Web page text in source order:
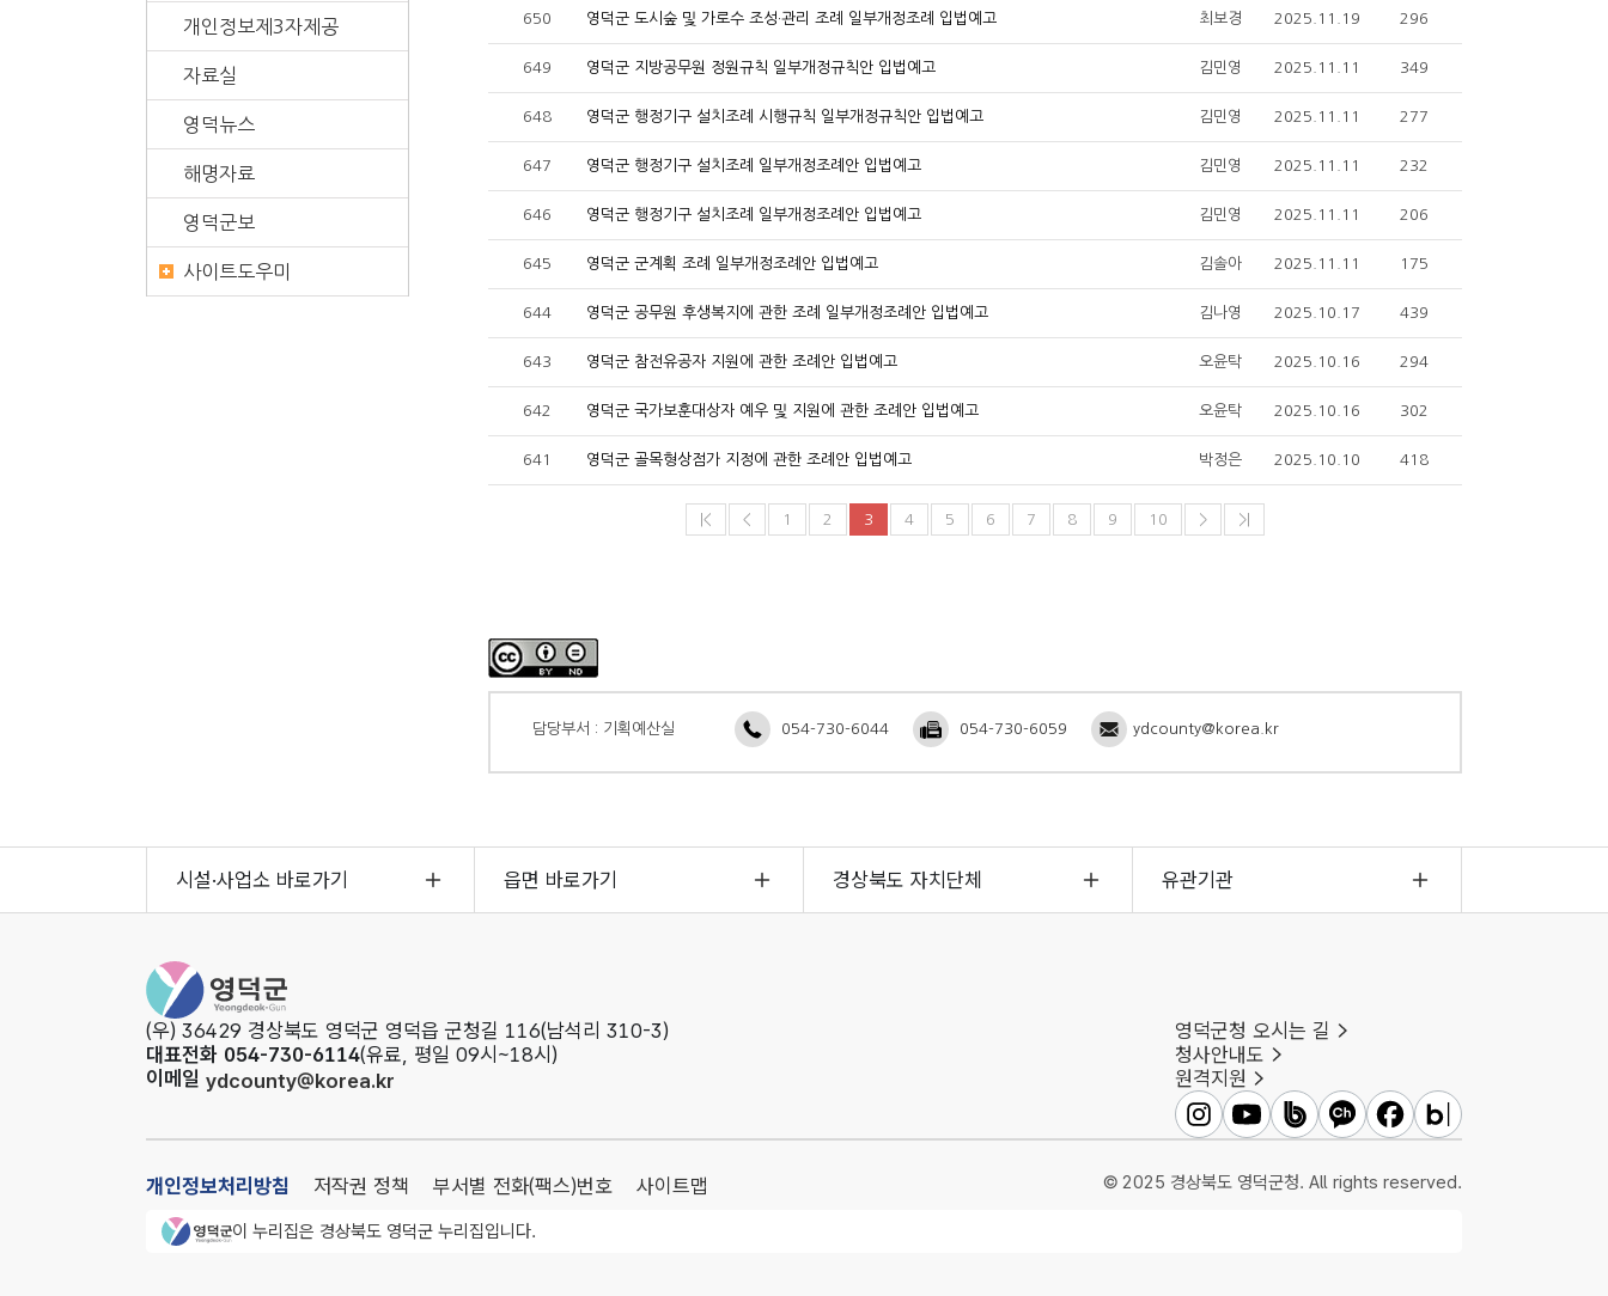
650 영덕군 도시숲 및 가로수 조성·관리 조례 일부개정조례 입법예고 최보경 2025.11.19 296
649 영덕군 지방공무원 정원규칙 일부개정규칙안 입법예고 김민영 2025.11.11 349
648 영덕군 행정기구 설치조례 시행규칙 일부개정규칙안 입법예고 김민영 2025.11.11 277
647 영덕군 행정기구 설치조례 일부개정조례안 입법예고 김민영 2025.11.11 232
646 영덕군 행정기구 설치조례 일부개정조례안 입법예고 김민영 2025.11.11 206
645 영덕군 군계획 조례 일부개정조례안 입법예고 김솔아 2025.11.11 175
644 영덕군 공무원 후생복지에 관한 조례 일부개정조례안 입법예고 김나영 2025.10.17 439
643 영덕군 참전유공자 지원에 관한 조례안 입법예고 오윤탁 2025.10.16 294
642 영덕군 국가보훈대상자 예우 및 지원에 관한 조례안 입법예고 오윤탁 2025.10.16 302
641 영덕군 골목형상점가 지정에 관한 조례안 입법예고 박정은 2025.10.10 418
|< < 1 2 3 4 5 6 7 8 9 10 > >|
담당부서 : 기획예산실 054-730-6044 054-730-6059 ydcounty@korea.kr
개인정보제3자제공
자료실
영덕뉴스
해명자료
영덕군보
사이트도우미
시설·사업소 바로가기 읍면 바로가기 경상북도 자치단체 유관기관
영덕군청
(우) 36429 경상북도 영덕군 영덕읍 군청길 116(남석리 310-3)
대표전화 054-730-6114(유료, 평일 09시~18시)
이메일 ydcounty@korea.kr
영덕군청 오시는 길
청사안내도
원격지원
영덕군인스타그램
영덕군유튜브영덕군밴드영덕군카카오채널
영덕군페이스북
영덕군블로그
개인정보처리방침 저작권 정책 부서별 전화(팩스)번호 사이트맵 © 2025 경상북도 영덕군청. All rights reserved.
영덕군청 로고이 누리집은 경상북도 영덕군 누리집입니다.